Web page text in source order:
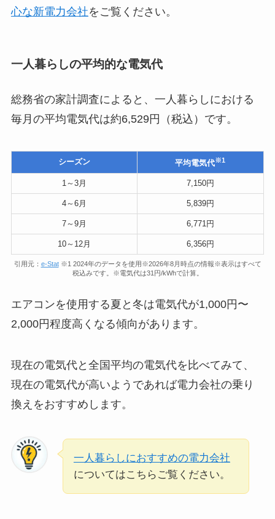
心な新電力会社をご覧ください。
一人暮らしの平均的な電気代
総務省の家計調査によると、一人暮らしにおける
毎月の平均電気代は約6,529円（税込）です。
シーズン 平均電気代※1
1～3月 7,150円
4～6月 5,839円
7～9月 6,771円
10～12月 6,356円
引用元： e-Stat※1 2024年のデータを使用※2026年8月時点の情報※表示はすべて
税込みです。※電気代は31円/kWhで計算。
エアコンを使用する夏と冬は電気代が1,000円〜
2,000円程度高くなる傾向があります。
現在の電気代と全国平均の電気代を比べてみて、
現在の電気代が高いようであれば電力会社の乗り
換えをおすすめします。
一人暮らしにおすすめの電力会社
についてはこちらご覧ください。